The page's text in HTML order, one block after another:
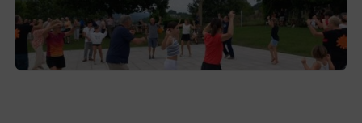
Gerediaga inicia sus fiestas con una cena
y la romería de Ansorregi eta Larrañaga
2026-08-03